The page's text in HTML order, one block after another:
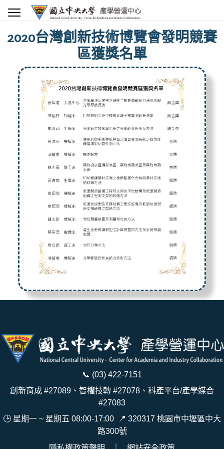
2020台灣創新技術博覽會發明競賽
區獲獎名單
📞 (03) 422-7151
創新育成 #27089、智權技轉 #27078、科產平台/產學媒合
#27083
🕒 星期一 ~ 星期五 08:00-17:00
📍 320317 桃園市中壢區中大
路300號